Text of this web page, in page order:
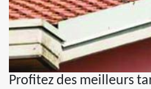
Profitez des meilleurs